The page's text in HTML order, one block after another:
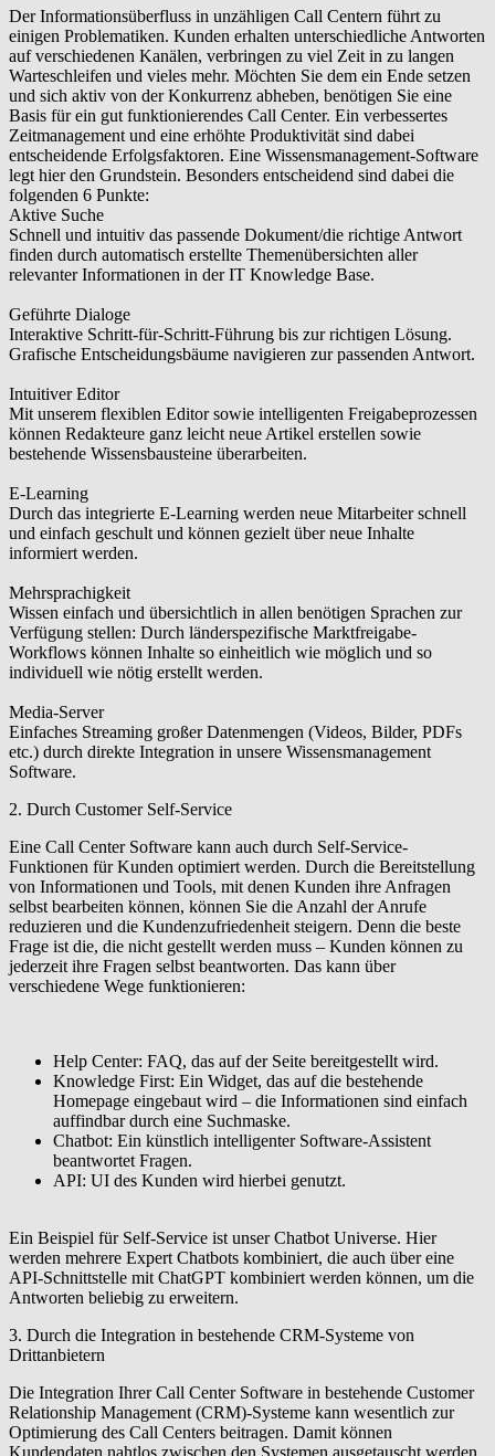
Der Informationsüberfluss in unzähligen Call Centern führt zu
einigen Problematiken. Kunden erhalten unterschiedliche Antworten
auf verschiedenen Kanälen, verbringen zu viel Zeit in zu langen
Warteschleifen und vieles mehr. Möchten Sie dem ein Ende setzen
und sich aktiv von der Konkurrenz abheben, benötigen Sie eine
Basis für ein gut funktionierendes Call Center. Ein verbessertes
Zeitmanagement und eine erhöhte Produktivität sind dabei
entscheidende Erfolgsfaktoren. Eine Wissensmanagement-Software
legt hier den Grundstein. Besonders entscheidend sind dabei die
folgenden 6 Punkte:
Aktive Suche
Schnell und intuitiv das passende Dokument/die richtige Antwort
finden durch automatisch erstellte Themenübersichten aller
relevanter Informationen in der IT Knowledge Base.
Geführte Dialoge
Interaktive Schritt-für-Schritt-Führung bis zur richtigen Lösung.
Grafische Entscheidungsbäume navigieren zur passenden Antwort.
Intuitiver Editor
Mit unserem flexiblen Editor sowie intelligenten Freigabeprozessen
können Redakteure ganz leicht neue Artikel erstellen sowie
bestehende Wissensbausteine überarbeiten.
E-Learning
Durch das integrierte E-Learning werden neue Mitarbeiter schnell
und einfach geschult und können gezielt über neue Inhalte
informiert werden.
Mehrsprachigkeit
Wissen einfach und übersichtlich in allen benötigen Sprachen zur
Verfügung stellen: Durch länderspezifische Marktfreigabe-
Workflows können Inhalte so einheitlich wie möglich und so
individuell wie nötig erstellt werden.
Media-Server
Einfaches Streaming großer Datenmengen (Videos, Bilder, PDFs
etc.) durch direkte Integration in unsere Wissensmanagement
Software.
2. Durch Customer Self-Service
Eine Call Center Software kann auch durch Self-Service-
Funktionen für Kunden optimiert werden. Durch die Bereitstellung
von Informationen und Tools, mit denen Kunden ihre Anfragen
selbst bearbeiten können, können Sie die Anzahl der Anrufe
reduzieren und die Kundenzufriedenheit steigern. Denn die beste
Frage ist die, die nicht gestellt werden muss – Kunden können zu
jederzeit ihre Fragen selbst beantworten. Das kann über
verschiedene Wege funktionieren:
Help Center: FAQ, das auf der Seite bereitgestellt wird.
Knowledge First: Ein Widget, das auf die bestehende
Homepage eingebaut wird – die Informationen sind einfach
auffindbar durch eine Suchmaske.
Chatbot: Ein künstlich intelligenter Software-Assistent
beantwortet Fragen.
API: UI des Kunden wird hierbei genutzt.
Ein Beispiel für Self-Service ist unser Chatbot Universe. Hier
werden mehrere Expert Chatbots kombiniert, die auch über eine
API-Schnittstelle mit ChatGPT kombiniert werden können, um die
Antworten beliebig zu erweitern.
3. Durch die Integration in bestehende CRM-Systeme von
Drittanbietern
Die Integration Ihrer Call Center Software in bestehende Customer
Relationship Management (CRM)-Systeme kann wesentlich zur
Optimierung des Call Centers beitragen. Damit können
Kundendaten nahtlos zwischen den Systemen ausgetauscht werden,